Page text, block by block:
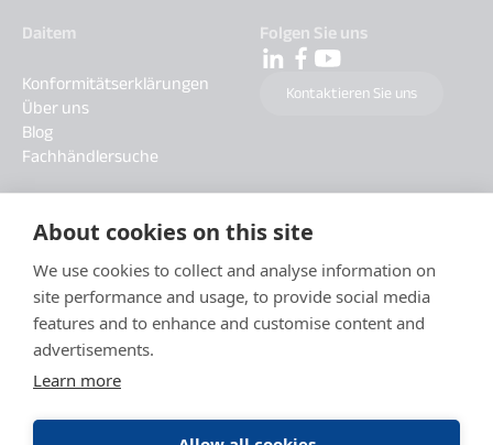
About cookies on this site
We use cookies to collect and analyse information on
site performance and usage, to provide social media
features and to enhance and customise content and
advertisements.
Learn more
Daitem
Konformitätserklärungen
Über uns
Blog
Fachhändlersuche
Folgen Sie uns
Kontaktieren Sie uns